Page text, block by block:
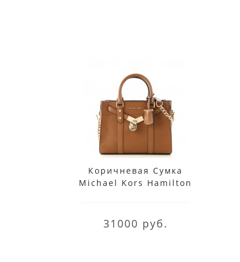
Коричневая Сумка
Michael Kors Hamilton
31000 руб.